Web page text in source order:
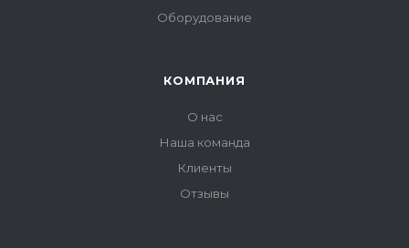
Оборудование
КОМПАНИЯ
О нас
Наша команда
Клиенты
Отзывы